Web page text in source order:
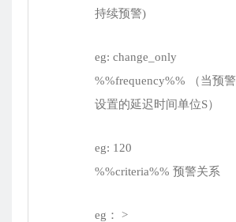
持续预警)
eg: change_only
%%frequency%% （当预
设置的延迟时间单位S）
eg: 120
%%criteria%% 预警关系
eg： >